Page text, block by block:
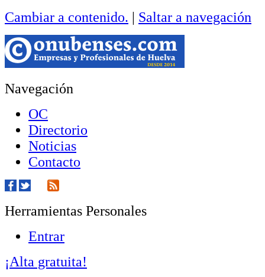
Cambiar a contenido. | Saltar a navegación
Navegación
OC
Directorio
Noticias
Contacto
Herramientas Personales
Entrar
¡Alta gratuita!